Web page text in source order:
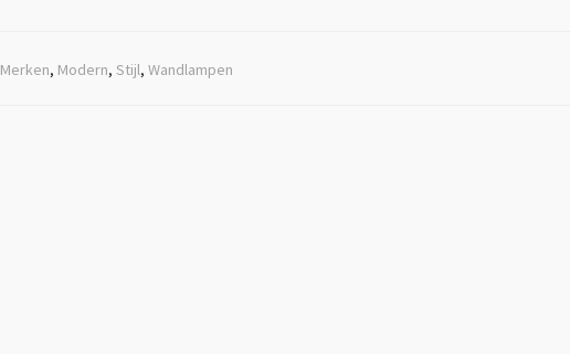
Merken, Modern, Stijl, Wandlampen